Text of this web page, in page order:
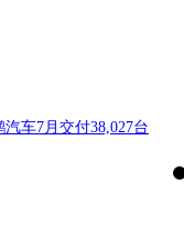
汽车7月交付38,027台